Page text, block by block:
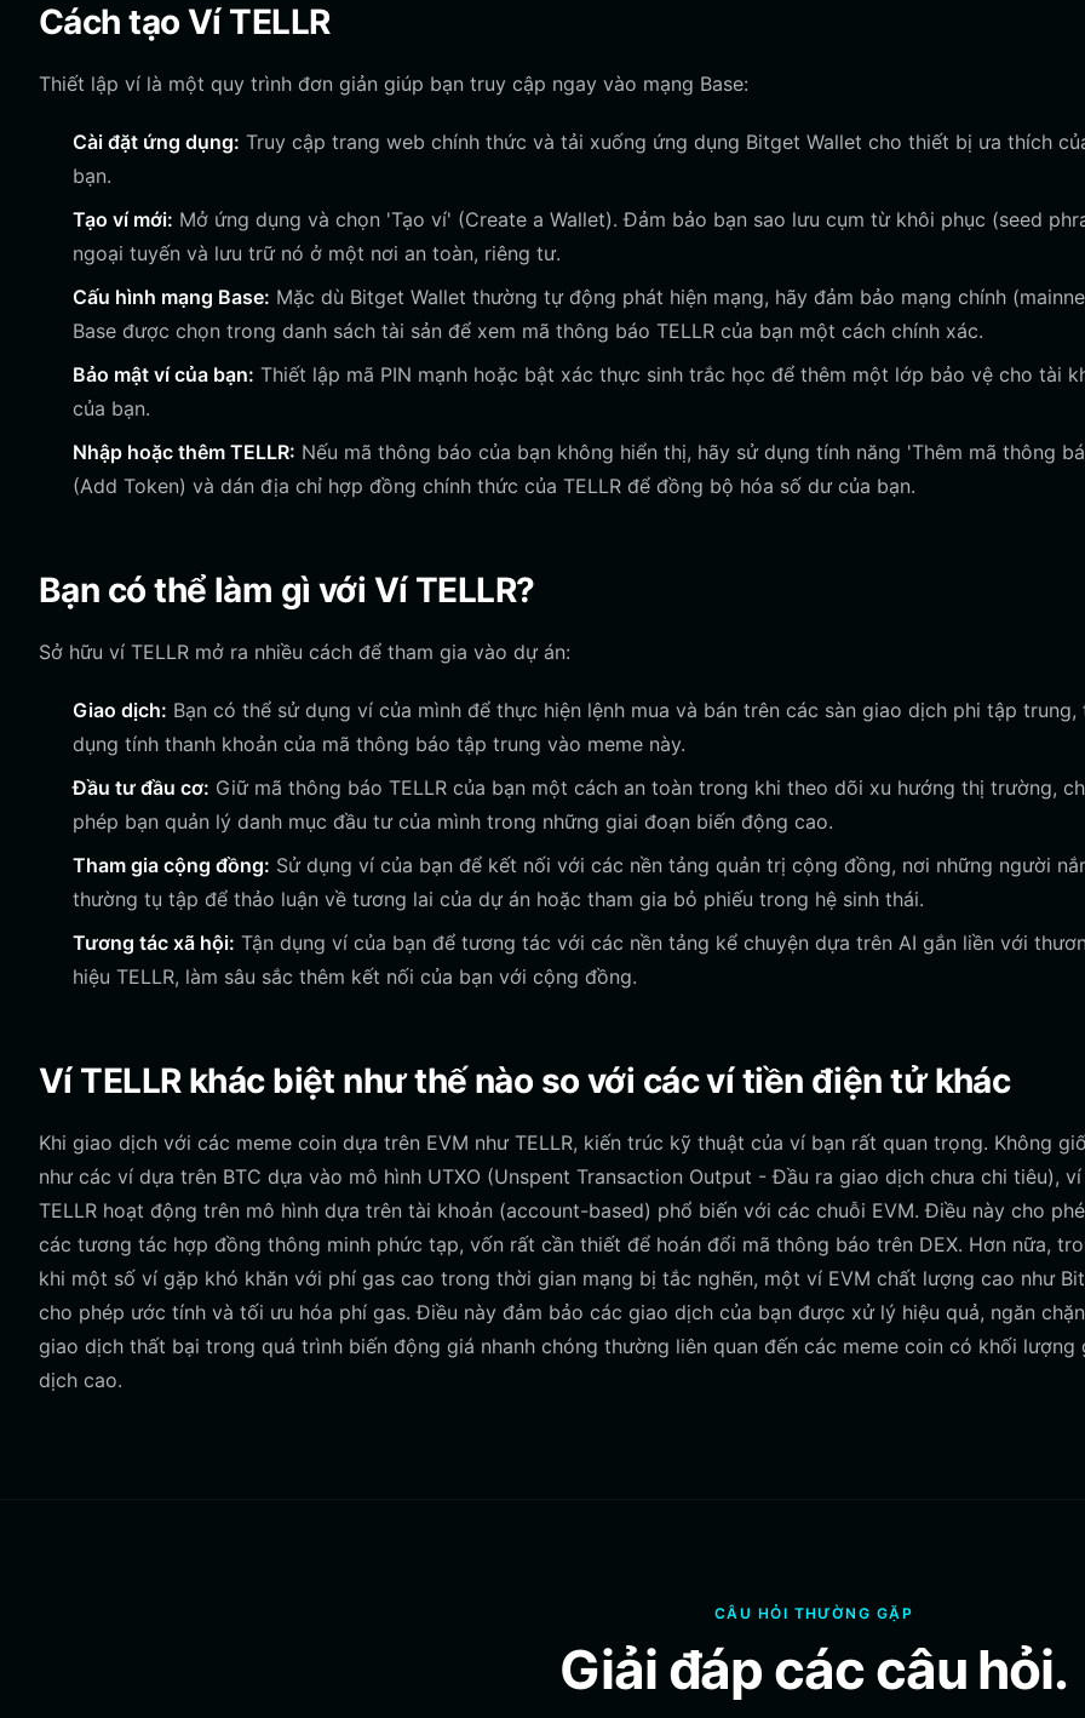
Cách tạo Ví TELLR
Thiết lập ví là một quy trình đơn giản giúp bạn truy cập ngay vào mạng Base:
Cài đặt ứng dụng: Truy cập trang web chính thức và tải xuống ứng dụng Bitget Wallet cho thiết bị ưa thích
bạn.
Tạo ví mới: Mở ứng dụng và chọn 'Tạo ví' (Create a Wallet). Đảm bảo bạn sao lưu cụm từ khôi phục (seed
ngoại tuyến và lưu trữ nó ở một nơi an toàn, riêng tư.
Cấu hình mạng Base: Mặc dù Bitget Wallet thường tự động phát hiện mạng, hãy đảm bảo mạng chính
Base được chọn trong danh sách tài sản để xem mã thông báo TELLR của bạn một cách chính xác.
Bảo mật ví của bạn: Thiết lập mã PIN mạnh hoặc bật xác thực sinh trắc học để thêm một lớp bảo vệ cho tài
của bạn.
Nhập hoặc thêm TELLR: Nếu mã thông báo của bạn không hiển thị, hãy sử dụng tính năng 'Thêm mã thông
(Add Token) và dán địa chỉ hợp đồng chính thức của TELLR để đồng bộ hóa số dư của bạn.
Bạn có thể làm gì với Ví TELLR?
Sở hữu ví TELLR mở ra nhiều cách để tham gia vào dự án:
Giao dịch: Bạn có thể sử dụng ví của mình để thực hiện lệnh mua và bán trên các sàn giao dịch phi tập trung,
dụng tính thanh khoản của mã thông báo tập trung vào meme này.
Đầu tư đầu cơ: Giữ mã thông báo TELLR của bạn một cách an toàn trong khi theo dõi xu hướng thị trường,
phép bạn quản lý danh mục đầu tư của mình trong những giai đoạn biến động cao.
Tham gia cộng đồng: Sử dụng ví của bạn để kết nối với các nền tảng quản trị cộng đồng, nơi những người
thường tụ tập để thảo luận về tương lai của dự án hoặc tham gia bỏ phiếu trong hệ sinh thái.
Tương tác xã hội: Tận dụng ví của bạn để tương tác với các nền tảng kể chuyện dựa trên AI gắn liền với
hiệu TELLR, làm sâu sắc thêm kết nối của bạn với cộng đồng.
Ví TELLR khác biệt như thế nào so với các ví tiền điện tử khác
Khi giao dịch với các meme coin dựa trên EVM như TELLR, kiến trúc kỹ thuật của ví bạn rất quan trọng. Không
như các ví dựa trên BTC dựa vào mô hình UTXO (Unspent Transaction Output - Đầu ra giao dịch chưa chi tiêu), ví
TELLR hoạt động trên mô hình dựa trên tài khoản (account-based) phổ biến với các chuỗi EVM. Điều này cho
các tương tác hợp đồng thông minh phức tạp, vốn rất cần thiết để hoán đổi mã thông báo trên DEX. Hơn nữa,
khi một số ví gặp khó khăn với phí gas cao trong thời gian mạng bị tắc nghẽn, một ví EVM chất lượng cao như
cho phép ước tính và tối ưu hóa phí gas. Điều này đảm bảo các giao dịch của bạn được xử lý hiệu quả, ngăn
giao dịch thất bại trong quá trình biến động giá nhanh chóng thường liên quan đến các meme coin có khối lượng
dịch cao.
CÂU HỎI THƯỜNG GẶP
Giải đáp các câu hỏi.